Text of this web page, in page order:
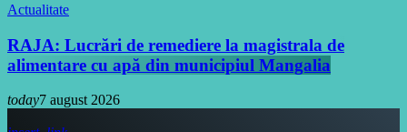
Actualitate
RAJA: Lucrări de remediere la magistrala de
alimentare cu apă din municipiul Mangalia
today7 august 2026